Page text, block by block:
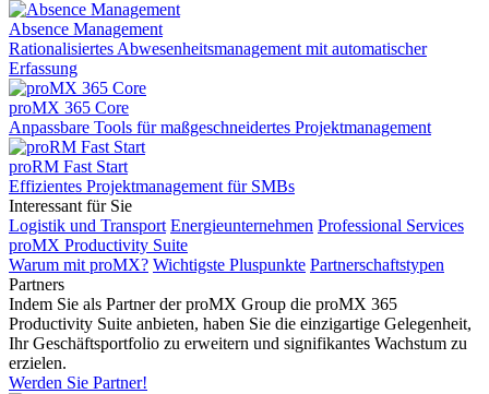
Absence Management
Rationalisiertes Abwesenheitsmanagement mit automatischer
Erfassung
proMX 365 Core
Anpassbare Tools für maßgeschneidertes Projektmanagement
proRM Fast Start
Effizientes Projektmanagement für SMBs
Interessant für Sie
Logistik und Transport Energieunternehmen Professional Services
proMX Productivity Suite
Warum mit proMX? Wichtigste Pluspunkte Partnerschaftstypen
Partners
Indem Sie als Partner der proMX Group die proMX 365
Productivity Suite anbieten, haben Sie die einzigartige Gelegenheit,
Ihr Geschäftsportfolio zu erweitern und signifikantes Wachstum zu
erzielen.
Werden Sie Partner!